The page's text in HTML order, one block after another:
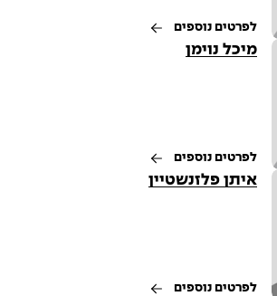
לפרטים נוספים
מיכל נוימן
לפרטים נוספים
איתן פלזנשטיין
לפרטים נוספים